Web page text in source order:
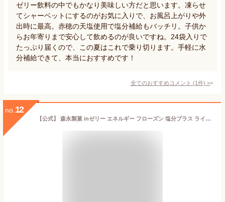
ゼリー飲料の中でもかなり美味しい方だと思います。凍らせ
てシャーベットにするのがお気に入りで、お風呂上がりや外
出時に最高。赤穂の天塩使用で塩分補給もバッチリ。子供か
らお年寄りまで安心して飲めるのが良いですね。24袋入りで
たっぷり届くので、この夏はこれで乗り切ります。手軽に水
分補給できて、本当におすすめです！
全てのおすすめコメント (1件) >
no. 12
【公式】 森永製菓 inゼリー エネルギー フローズン 塩分プラス ライチ味 150g×18個